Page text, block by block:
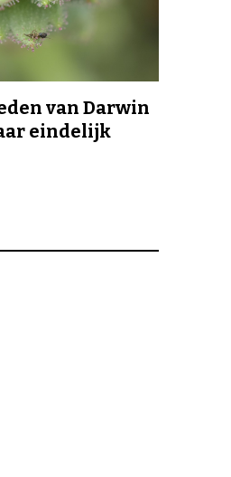
van Darwin
eindelijk